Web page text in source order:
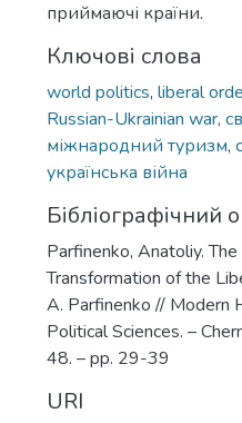
приймаючі країни.
Ключові слова
world politics, liberal
Russian-Ukrainian war,
міжнародний туризм,
українська війна
Бібліографічний
Parfinenko, Anatoliy.
Transformation of the
A. Parfinenko // Modern
Political Sciences. –
48. – pp. 29-39
URI